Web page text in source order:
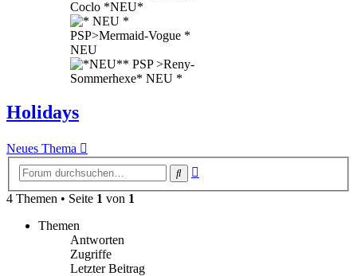
Holidays
Neues Thema
Suche
4 Themen • Seite 1 von 1
Themen
Antworten
Zugriffe
Letzter Beitrag